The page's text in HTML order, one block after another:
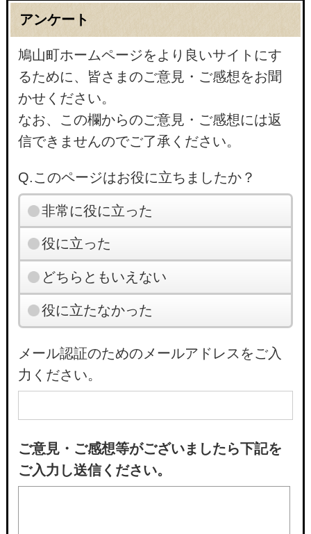
アンケート
鳩山町ホームページをより良いサイトにす
るために、皆さまのご意見・ご感想をお聞
かせください。
なお、この欄からのご意見・ご感想には返
信できませんのでご了承ください。
Q.このページはお役に立ちましたか？
非常に役に立った
役に立った
どちらともいえない
役に立たなかった
メール認証のためのメールアドレスをご入
力ください。
ご意見・ご感想等がございましたら下記を
ご入力し送信ください。